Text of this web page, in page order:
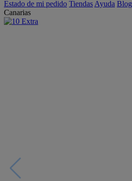
Estado de mi pedido Tiendas Ayuda Blog
Canarias